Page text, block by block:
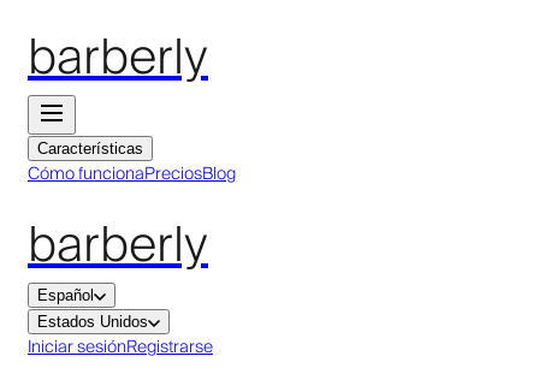
barberly
Características
Cómo funcionaPreciosBlog
barberly
Español
Estados Unidos
Iniciar sesiónRegistrarse